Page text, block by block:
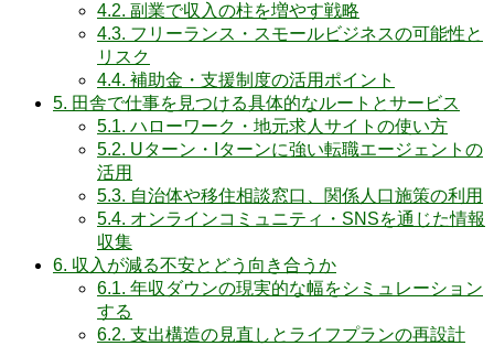
4.2. 副業で収入の柱を増やす戦略
4.3. フリーランス・スモールビジネスの可能性と
リスク
4.4. 補助金・支援制度の活用ポイント
5. 田舎で仕事を見つける具体的なルートとサービス
5.1. ハローワーク・地元求人サイトの使い方
5.2. Uターン・Iターンに強い転職エージェントの
活用
5.3. 自治体や移住相談窓口、関係人口施策の利用
5.4. オンラインコミュニティ・SNSを通じた情報
収集
6. 収入が減る不安とどう向き合うか
6.1. 年収ダウンの現実的な幅をシミュレーション
する
6.2. 支出構造の見直しとライフプランの再設計